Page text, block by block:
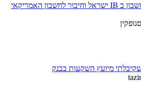
חוות דעת: פתיחת חשבון ב IB ישראל וחיבור לחשבון האמריקאי
מיועץ השקעות בבנק